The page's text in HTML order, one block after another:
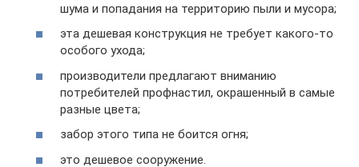
шума и попадания на территорию пыли и мусора;
эта дешевая конструкция не требует какого-то
особого ухода;
производители предлагают вниманию
потребителей профнастил, окрашенный в самые
разные цвета;
забор этого типа не боится огня;
это дешевое сооружение.